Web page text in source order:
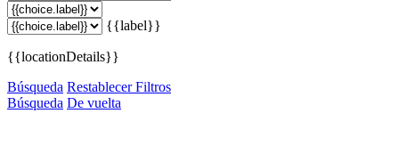
{{label}}
{{locationDetails}}
Búsqueda Restablecer Filtros
Búsqueda De vuelta